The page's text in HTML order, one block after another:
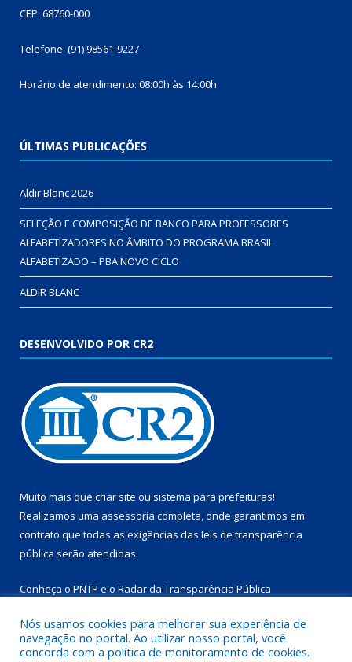
CEP: 68760-000
Telefone: (91) 98561-9227
Horário de atendimento: 08:00h às 14:00h
ÚLTIMAS PUBLICAÇÕES
Aldir Blanc 2026
SELEÇÃO E COMPOSIÇÃO DE BANCO PARA PROFESSORES
ALFABETIZADORES NO ÂMBITO DO PROGRAMA BRASIL
ALFABETIZADO – PBA NOVO CICLO
ALDIR BLANC
DESENVOLVIDO POR CR2
Muito mais que criar site ou sistema para prefeituras!
Realizamos uma assessoria completa, onde garantimos em
contrato que todas as exigências das leis de transparência
pública serão atendidas.
Conheça o PNTP e o Radar da Transparência Pública
Nós usamos cookies para melhorar sua experiência de
navegação no portal. Ao utilizar nosso portal, você
concorda com a política de monitoramento de cookies.